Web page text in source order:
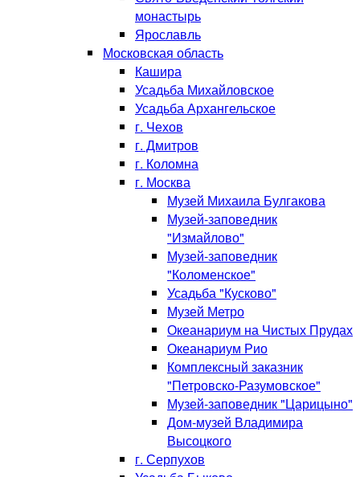
монастырь
Ярославль
Московская область
Кашира
Усадьба Михайловское
Усадьба Архангельское
г. Чехов
г. Дмитров
г. Коломна
г. Москва
Музей Михаила Булгакова
Музей-заповедник
"Измайлово"
Музей-заповедник
"Коломенское"
Усадьба "Кусково"
Музей Метро
Океанариум на Чистых Прудах
Океанариум Рио
Комплексный заказник
"Петровско-Разумовское"
Музей-заповедник "Царицыно"
Дом-музей Владимира
Высоцкого
г. Серпухов